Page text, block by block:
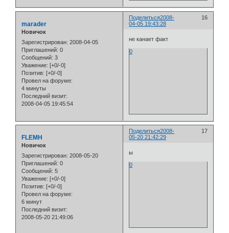
Поделиться 16
2008-
04-05 19:43:28
marader
Новичок
Зарегистрирован: 2008-04-05
Приглашений: 0
Сообщений: 3
Уважение: [+0/-0]
Позитив: [+0/-0]
Провел на форуме:
4 минуты
Последний визит:
2008-04-05 19:45:54
не канает факт
0
Поделиться 17
2008-
05-20 21:42:29
FLEMH
Новичок
Зарегистрирован: 2008-05-20
Приглашений: 0
Сообщений: 5
Уважение: [+0/-0]
Позитив: [+0/-0]
Провел на форуме:
6 минут
Последний визит:
2008-05-20 21:49:06
ы
0